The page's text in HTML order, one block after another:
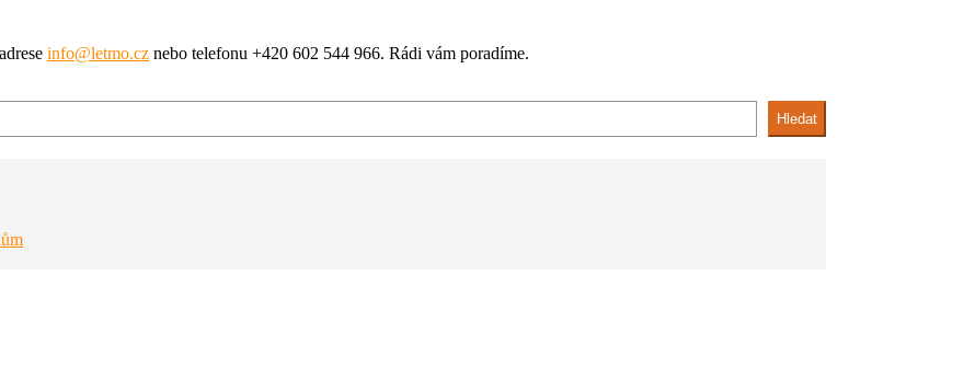
info@letmo.cz nebo telefonu +420 602 544 966. Rádi vám poradíme.
Hledat